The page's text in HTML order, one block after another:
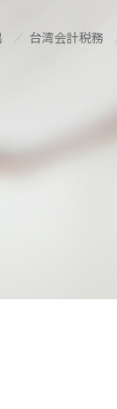
台湾会計税務